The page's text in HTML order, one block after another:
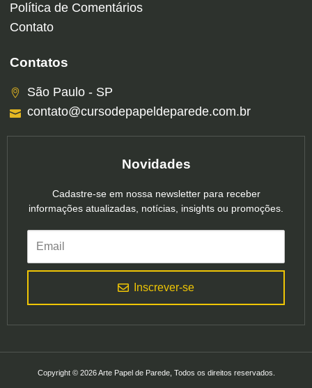
Política de Comentários
Contato
Contatos
São Paulo - SP
contato@cursodepapeldeparede.com.br
Novidades
Cadastre-se em nossa newsletter para receber
informações atualizadas, notícias, insights ou promoções.
Inscrever-se
Copyright © 2026 Arte Papel de Parede, Todos os direitos reservados.